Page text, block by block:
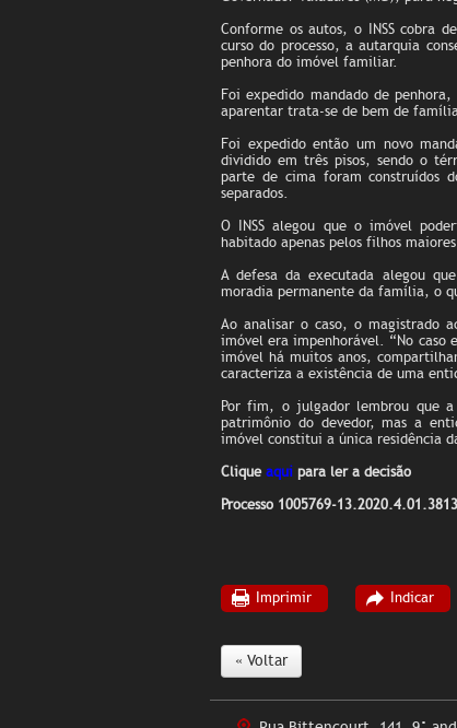
Conforme os autos, o INSS cobra
curso do processo, a autarquia
penhora do imóvel familiar.
Foi expedido mandado de
aparentar trata-se de bem de
Foi expedido então um novo
dividido em três pisos, sendo o
parte de cima foram construídos
separados.
O INSS alegou que o imóvel
habitado apenas pelos filhos
A defesa da executada alegou
moradia permanente da família, o
Ao analisar o caso, o magistrado
imóvel era impenhorável. “No caso
imóvel há muitos anos,
caracteriza a existência de uma
Por fim, o julgador lembrou que
patrimônio do devedor, mas a
imóvel constitui a única residência
Cliqueaqui para ler a decisão
Processo 1005769-13.2020.4.01.3813
Imprimir Indicar
« Voltar